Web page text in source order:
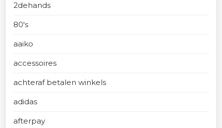
2dehands
80's
aaiko
accessoires
achteraf betalen winkels
adidas
afterpay